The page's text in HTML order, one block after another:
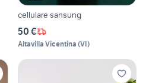
cellulare sansung
50 €
Altavilla Vicentina (VI)